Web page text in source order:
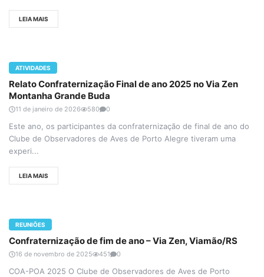
LEIA MAIS
ATIVIDADES
Relato Confraternização Final de ano 2025 no Via Zen
Montanha Grande Buda
11 de janeiro de 2026 580 0
Este ano, os participantes da confraternização de final de ano do
Clube de Observadores de Aves de Porto Alegre tiveram uma
experi...
LEIA MAIS
REUNIÕES
Confraternização de fim de ano – Via Zen, Viamão/RS
16 de novembro de 2025 451 0
COA-POA 2025 O Clube de Observadores de Aves de Porto